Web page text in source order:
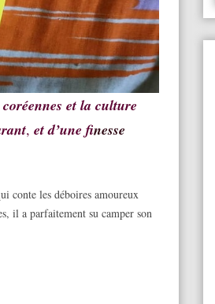
et la culture
,et d’une finesse
conte les déboires amoureux
il a parfaitement su camper son